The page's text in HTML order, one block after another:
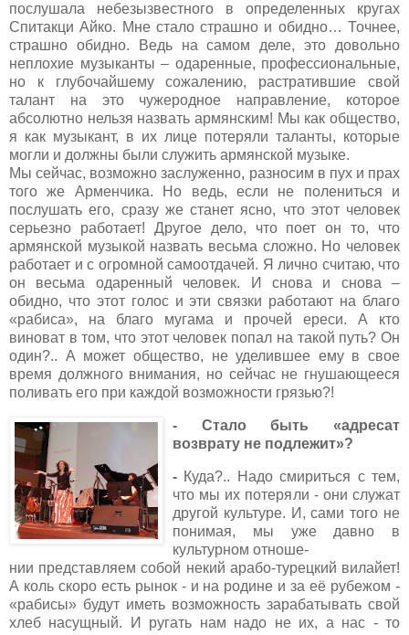
послушала небезызвестного в определенных кругах
Спитакци Айко. Мне стало страшно и обидно… Точнее,
страшно обидно. Ведь на самом деле, это довольно
неплохие музыканты – одаренные, профессиональные,
но к глубочайшему сожалению, растратившие свой
талант на это чужеродное направление, которое
абсолютно нельзя назвать армянским! Мы как общество,
я как музыкант, в их лице потеряли таланты, которые
могли и должны были служить армянской музыке.
Мы сейчас, возможно заслуженно, разносим в пух и прах
того же Арменчика. Но ведь, если не полениться и
послушать его, сразу же станет ясно, что этот человек
серьезно работает! Другое дело, что поет он то, что
армянской музыкой назвать весьма сложно. Но человек
работает и с огромной самоотдачей. Я лично считаю, что
он весьма одаренный человек. И снова и снова –
обидно, что этот голос и эти связки работают на благо
«рабиса», на благо мугама и прочей ереси. А кто
виноват в том, что этот человек попал на такой путь? Он
один?.. А может общество, не уделившее ему в свое
время должного внимания, но сейчас не гнушающееся
поливать его при каждой возможности грязью?!
- Стало быть «адресат
возврату не подлежит»?
- Куда?.. Надо смириться с тем,
что мы их потеряли - они служат
другой культуре. И, сами того не
понимая, мы уже давно в
культурном отноше-
нии представляем собой некий арабо-турецкий вилайет!
А коль скоро есть рынок - и на родине и за её рубежом -
«рабисы» будут иметь возможность зарабатывать свой
хлеб насущный. И ругать нам надо не их, а нас - то